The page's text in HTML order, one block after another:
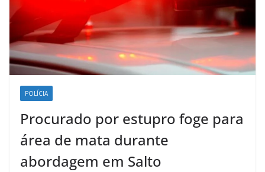
POLÍCIA
Procurado por estupro foge para
área de mata durante
abordagem em Salto